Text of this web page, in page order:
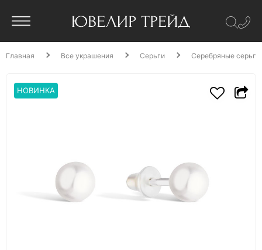
Главная Все украшения Серьги Серебряные
НОВИНКА